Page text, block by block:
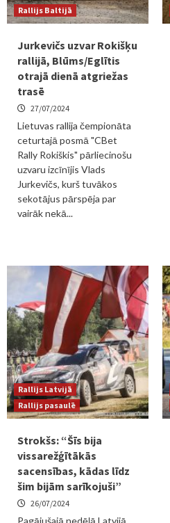
Rallijs Baltijā
Jurkevičs uzvar Rokišķu
rallijā, Blūms/Eglītis
otrajā dienā atgriežas
trasē
27/07/2024
Lietuvas rallija čempionāta
ceturtajā posmā "CBet
Rally Rokiškis" pārliecinošu
uzvaru izcīnījis Vlads
Jurkevičs, kurš tuvākos
sekotājus pārspēja par
vairāk nekā...
Rallijs Latvijā
Rallijs pasaulē
Strokšs: “Šīs bija
vissarežģītākās
sacensības, kādas līdz
šim bijām sarīkojuši”
26/07/2024
Pagājušajā nedēļā Latvijā